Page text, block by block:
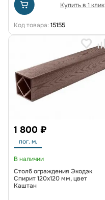
Купить в 1 клик
Код товара: 15155
1 800 ₽
пог. м.
В наличии
Столб ограждения Экодэк
Спирит 120х120 мм, цвет
Каштан